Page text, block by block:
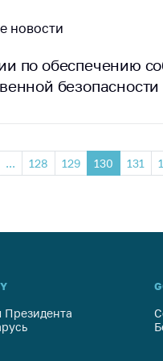
новости
по обеспечению
... 128 129 130 131
Президента